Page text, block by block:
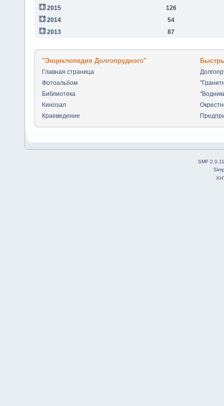
2015
126
2014
54
2013
87
"Энциклопедия Долгопрудного"
Главная страница
Фотоальбом
Библиотека
Кинозал
Краеведение
SMF 2.0.11